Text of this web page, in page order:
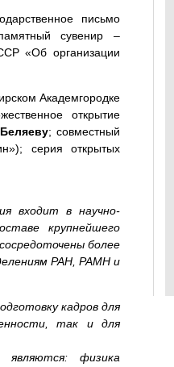
письмо
сувенир –
«Об организации
Академгородке
открытие
; совместный
серия открытых
входит в научно-
крупнейшего
более
РАН, РАМН и
кадров для
так и для
являются: физика